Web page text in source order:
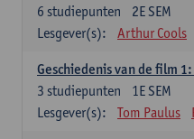
2E SEM
6 studiepunten
Lesgever(s):
Arthur Cools
Geschiedenis van de film
1E SEM
3 studiepunten
Lesgever(s):
Tom Paulus